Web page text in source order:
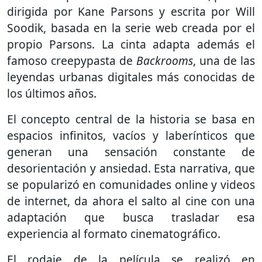
dirigida por Kane Parsons y escrita por Will
Soodik, basada en la serie web creada por el
propio Parsons. La cinta adapta además el
famoso creepypasta de Backrooms, una de las
leyendas urbanas digitales más conocidas de
los últimos años.
El concepto central de la historia se basa en
espacios infinitos, vacíos y laberínticos que
generan una sensación constante de
desorientación y ansiedad. Esta narrativa, que
se popularizó en comunidades online y videos
de internet, da ahora el salto al cine con una
adaptación que busca trasladar esa
experiencia al formato cinematográfico.